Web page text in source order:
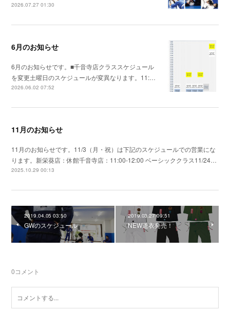
2026.07.27 01:30
6月のお知らせ
6月のお知らせです。■千音寺店クラススケジュール
を変更土曜日のスケジュールが変異なります。11:…
2026.06.02 07:52
11月のお知らせ
11月のお知らせです。11/3（月・祝）は下記のスケジュールでの営業にな
ります。新栄葵店：休館千音寺店：11:00-12:00 ベーシッククラス11/24…
2025.10.29 00:13
2019.04.05 03:50
GWのスケジュール
2019.03.27 09:51
NEW道衣発売！
0コメント